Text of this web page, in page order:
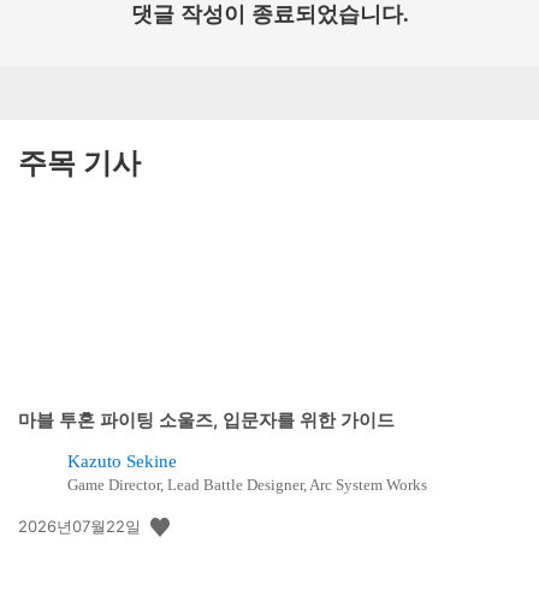
댓글 작성이 종료되었습니다.
주목 기사
마블 투혼 파이팅 소울즈, 입문자를 위한 가이드
Kazuto Sekine
Game Director, Lead Battle Designer, Arc System Works
공
2026년07월22일